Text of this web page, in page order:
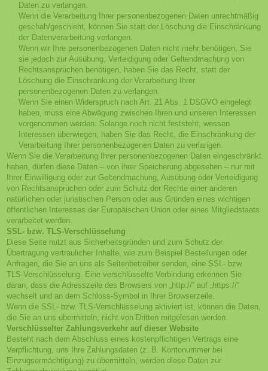
Daten zu verlangen.
Wenn die Verarbeitung Ihrer personenbezogenen Daten unrechtmäßig
geschah/geschieht, können Sie statt der Löschung die Einschränkung
der Datenverarbeitung verlangen.
Wenn wir Ihre personenbezogenen Daten nicht mehr benötigen, Sie
sie jedoch zur Ausübung, Verteidigung oder Geltendmachung von
Rechtsansprüchen benötigen, haben Sie das Recht, statt der
Löschung die Einschränkung der Verarbeitung Ihrer
personenbezogenen Daten zu verlangen.
Wenn Sie einen Widerspruch nach Art. 21 Abs. 1 DSGVO eingelegt
haben, muss eine Abwägung zwischen Ihren und unseren Interessen
vorgenommen werden. Solange noch nicht feststeht, wessen
Interessen überwiegen, haben Sie das Recht, die Einschränkung der
Verarbeitung Ihrer personenbezogenen Daten zu verlangen.
Wenn Sie die Verarbeitung Ihrer personenbezogenen Daten eingeschränkt
haben, dürfen diese Daten – von ihrer Speicherung abgesehen – nur mit
Ihrer Einwilligung oder zur Geltendmachung, Ausübung oder Verteidigung
von Rechtsansprüchen oder zum Schutz der Rechte einer anderen
natürlichen oder juristischen Person oder aus Gründen eines wichtigen
öffentlichen Interesses der Europäischen Union oder eines Mitgliedstaats
verarbeitet werden.
SSL- bzw. TLS-Verschlüsselung
Diese Seite nutzt aus Sicherheitsgründen und zum Schutz der
Übertragung vertraulicher Inhalte, wie zum Beispiel Bestellungen oder
Anfragen, die Sie an uns als Seitenbetreiber senden, eine SSL- bzw.
TLS-Verschlüsselung. Eine verschlüsselte Verbindung erkennen Sie
daran, dass die Adresszeile des Browsers von „http://“ auf „https://“
wechselt und an dem Schloss-Symbol in Ihrer Browserzeile.
Wenn die SSL- bzw. TLS-Verschlüsselung aktiviert ist, können die Daten,
die Sie an uns übermitteln, nicht von Dritten mitgelesen werden.
Verschlüsselter Zahlungsverkehr auf dieser Website
Besteht nach dem Abschluss eines kostenpflichtigen Vertrags eine
Verpflichtung, uns Ihre Zahlungsdaten (z. B. Kontonummer bei
Einzugsermächtigung) zu übermitteln, werden diese Daten zur